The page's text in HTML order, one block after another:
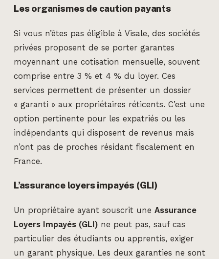
Les organismes de caution payants
Si vous n’êtes pas éligible à Visale, des sociétés
privées proposent de se porter garantes
moyennant une cotisation mensuelle, souvent
comprise entre 3 % et 4 % du loyer. Ces
services permettent de présenter un dossier
« garanti » aux propriétaires réticents. C’est une
option pertinente pour les expatriés ou les
indépendants qui disposent de revenus mais
n’ont pas de proches résidant fiscalement en
France.
L’assurance loyers impayés (GLI)
Un propriétaire ayant souscrit une Assurance
Loyers Impayés (GLI) ne peut pas, sauf cas
particulier des étudiants ou apprentis, exiger
un garant physique. Les deux garanties ne sont